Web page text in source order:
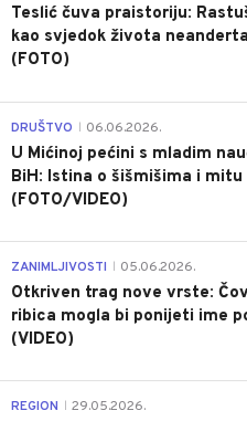
Teslić čuva praistoriju:
kao svjedok života
(FOTO)
DRUŠTVO 06.06.2026.
U Mićinoj pećini s mladim
BiH: Istina o šišmišima i mitu
(FOTO/VIDEO)
ZANIMLJIVOSTI 05.06.2026.
Otkriven trag nove vrste:
ribica mogla bi ponijeti ime
(VIDEO)
REGION 29.05.2026.